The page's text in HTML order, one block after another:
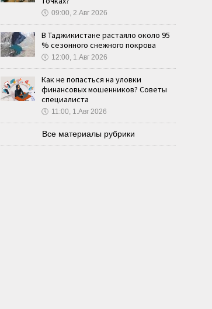
🕔 09:00, 2.Авг 2026
В Таджикистане растаяло около 95
% сезонного снежного покрова
🕔 12:00, 1.Авг 2026
Как не попасться на уловки
финансовых мошенников? Советы
специалиста
🕔 11:00, 1.Авг 2026
Все материалы рубрики